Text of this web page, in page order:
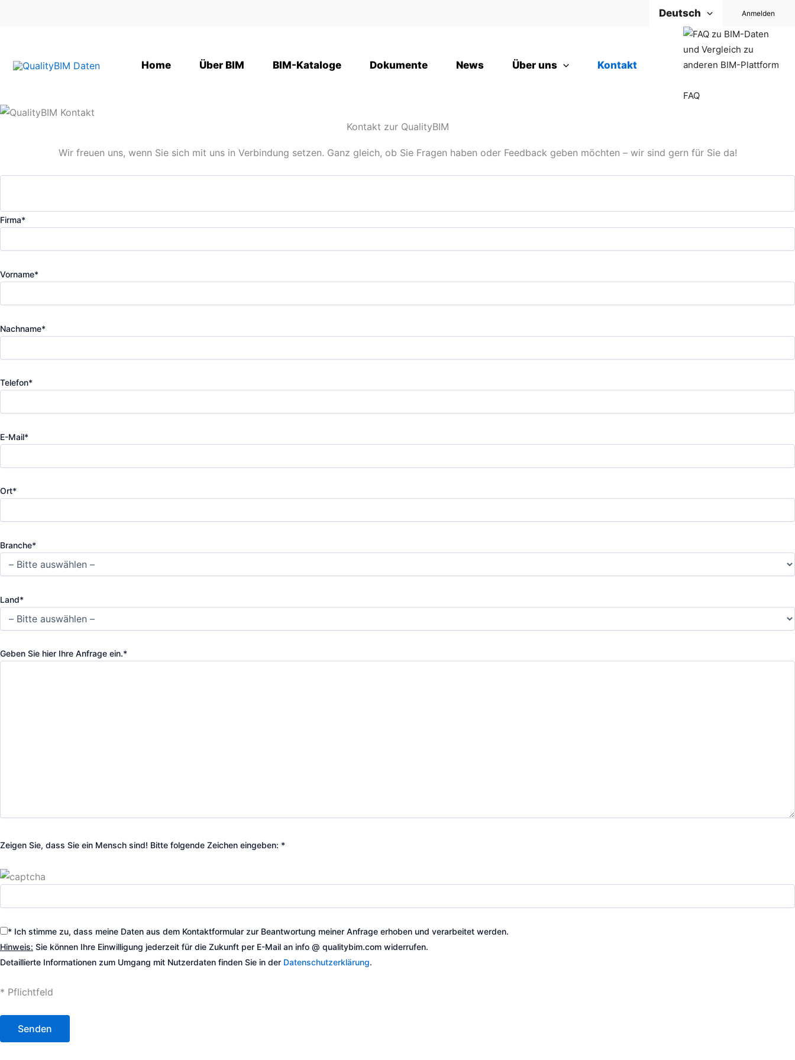
Deutsch Anmelden
Home Über BIM BIM-Kataloge Dokumente News Über uns Kontakt
FAQ
Kontakt zur QualityBIM
Wir freuen uns, wenn Sie sich mit uns in Verbindung setzen. Ganz gleich, ob Sie Fragen haben oder Feedback geben möchten – wir sind gern für Sie da!
Firma*
Vorname*
Nachname*
Telefon*
E-Mail*
Ort*
Branche*
Land*
Geben Sie hier Ihre Anfrage ein.*
Zeigen Sie, dass Sie ein Mensch sind! Bitte folgende Zeichen eingeben: *
* Ich stimme zu, dass meine Daten aus dem Kontaktformular zur Beantwortung meiner Anfrage erhoben und verarbeitet werden.
Hinweis: Sie können Ihre Einwilligung jederzeit für die Zukunft per E-Mail an info @ qualitybim.com widerrufen.
Detaillierte Informationen zum Umgang mit Nutzerdaten finden Sie in der Datenschutzerklärung.
* Pflichtfeld